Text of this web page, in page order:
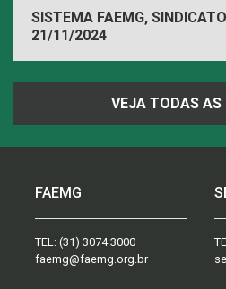
SISTEMA FAEMG,
FAEMG
21/11/2024
VEJA TODAS AS
FAEMG
TEL: (31) 3074.3000
faemg@faemg.org.br